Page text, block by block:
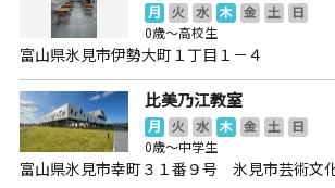
月 火 水 木 金 土
日
0歳～高校生
富山県氷見市伊勢大町１丁目１－４
比美乃江教室
月 火 水 木 金 土
日
0歳～中学生
富山県氷見市幸町３１番９号 氷見市芸術文